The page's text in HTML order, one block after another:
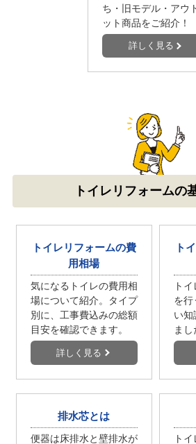
ち・旧モデル・アウ
ット商品をご紹介！
詳しく見る
トイレリフォームの
トイレリフォームの費
用相場
気になるトイレの費用相
場について紹介。タイプ
別に、工事費込みの総額
目安を確認できます。
詳しく見る
ト
ト
を行
い知
まし
排水芯とは
便器は床排水と壁排水が
ト